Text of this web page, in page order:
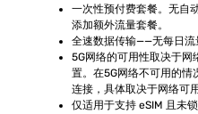
一次性预付费套餐。无自
添加额外流量套餐。
全速数据传输——无每日流
5G网络的可用性取决于网
置。在5G网络不可用的情
连接，具体取决于网络可用
仅适用于支持 eSIM 且未